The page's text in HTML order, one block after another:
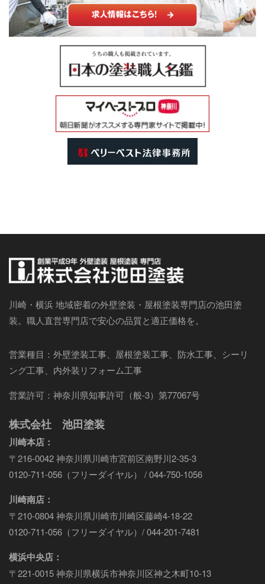
川崎・横浜 地域密着の外壁塗装・屋根塗装専門店の池田塗
装。職人直営専門店で安心の品質と適正価格を。
営業種目：外壁塗装工事、屋根塗装工事、防水工事、シーリ
ング工事、内外装リフォーム工事
営業許可：神奈川県知事許可（般-3）第77067号
株式会社 池田塗装
川崎本店：
〒216-0042 神奈川県川崎市宮前区南野川2-35-3
0120-711-056（フリーダイヤル） / 044-750-1056
川崎南店：
〒210-0804 神奈川県川崎市川崎区藤崎4-18-22
0120-711-056（フリーダイヤル）/ 044-201-7481
横浜中央店：
〒221-0015 神奈川県横浜市神奈川区神之木町10-13